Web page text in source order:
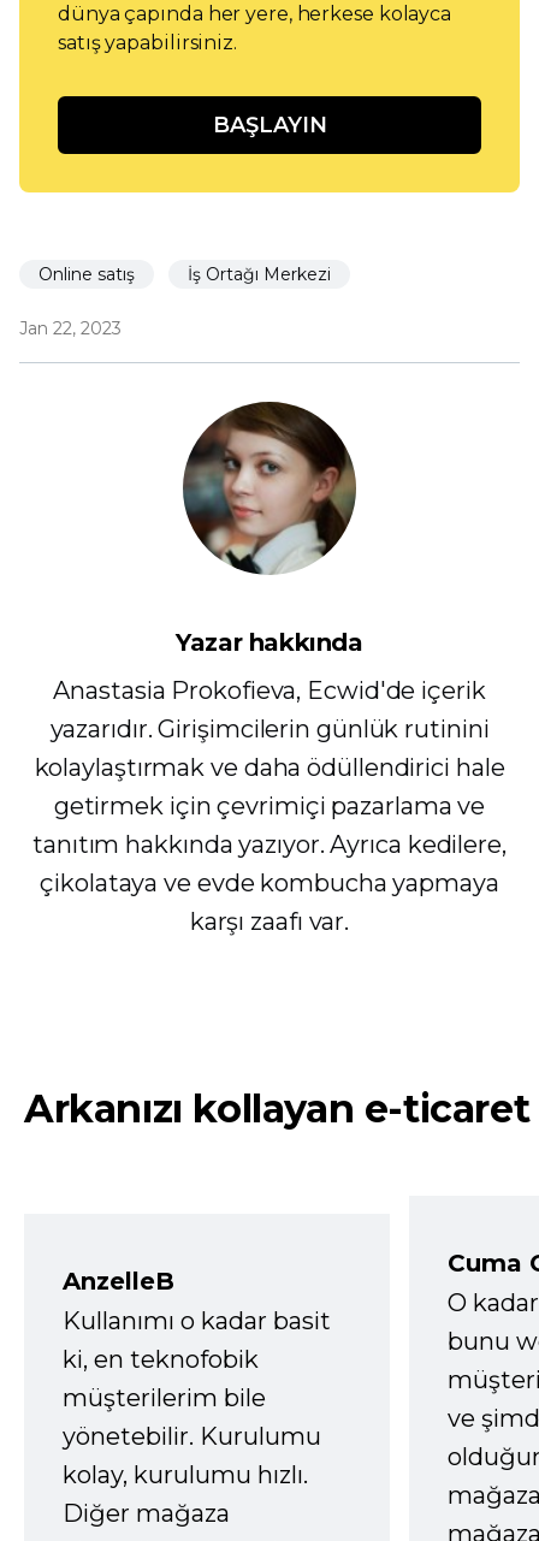
dünya çapında her yere, herkese kolayca
satış yapabilirsiniz.
BAŞLAYIN
Online satış İş Ortağı Merkezi
Jan 22, 2023
Yazar hakkında
Anastasia Prokofieva, Ecwid'de içerik
yazarıdır. Girişimcilerin günlük rutinini
kolaylaştırmak ve daha ödüllendirici hale
getirmek için çevrimiçi pazarlama ve
tanıtım hakkında yazıyor. Ayrıca kedilere,
çikolataya ve evde kombucha yapmaya
karşı zaafı var.
Arkanızı kollayan e-ticaret
AnzelleB
Kullanımı o kadar basit
ki, en teknofobik
müşterilerim bile
yönetebilir. Kurulumu
kolay, kurulumu hızlı.
Diğer mağaza
Cuma
O
bunu
ve